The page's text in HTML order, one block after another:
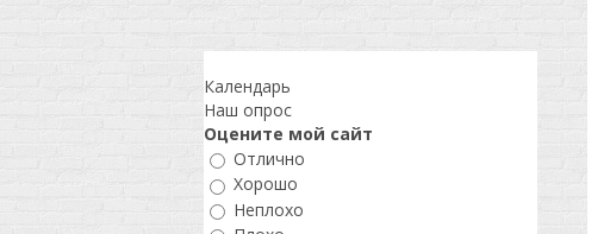
Календарь
Наш опрос
Оцените мой сайт
Отлично
Хорошо
Неплохо